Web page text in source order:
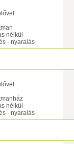
nélkül
- nyaralás
nélkül
- nyaralás